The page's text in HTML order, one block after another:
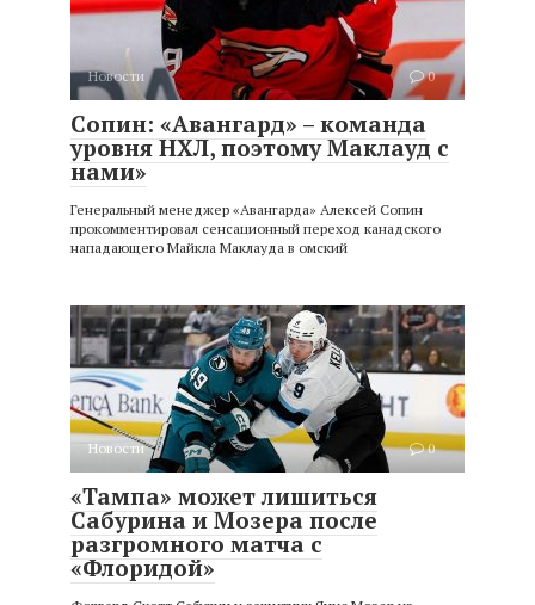
Новости 0
Сопин: «Авангард» – команда
уровня НХЛ, поэтому Маклауд с
нами»
Генеральный менеджер «Авангарда» Алексей Сопин
прокомментировал сенсационный переход канадского
нападающего Майкла Маклауда в омский
Новости 0
«Тампа» может лишиться
Сабурина и Мозера после
разгромного матча с
«Флоридой»